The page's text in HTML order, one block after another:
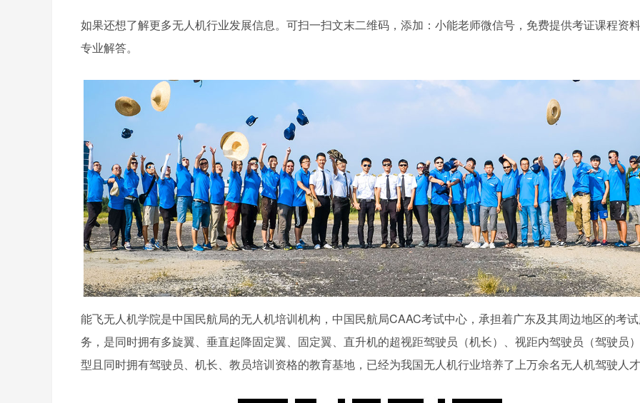
如果还想了解更多无人机行业发展信息。可扫一扫文末二维码，添加：小能老师微信号，免费提供考证课程资
专业解答。
能飞无人机学院是中国民航局的无人机培训机构，中国民航局CAAC考试中心，承担着广东及其周边地区的考
务，是同时拥有多旋翼、垂直起降固定翼、固定翼、直升机的超视距驾驶员（机长）、视距内驾驶员（驾驶员
型且同时拥有驾驶员、机长、教员培训资格的教育基地，已经为我国无人机行业培养了上万余名无人机驾驶人才